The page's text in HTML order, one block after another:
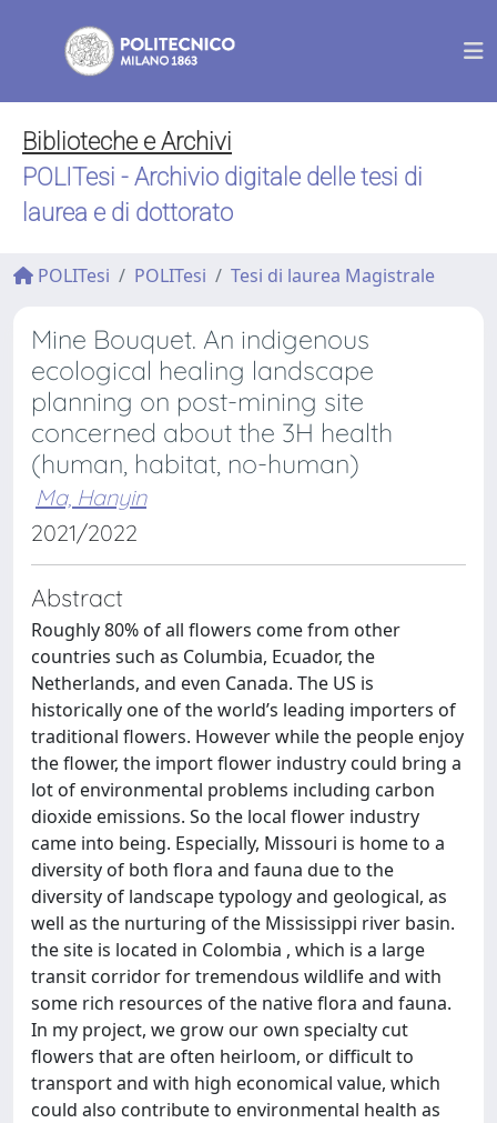
Biblioteche e Archivi
POLITesi - Archivio digitale delle tesi di
laurea e di dottorato
POLITesi POLITesi Tesi di laurea Magistrale
Mine Bouquet. An indigenous
ecological healing landscape
planning on post-mining site
concerned about the 3H health
(human, habitat, no-human)
Ma, Hanyin
2021/2022
Abstract
Roughly 80% of all flowers come from other
countries such as Columbia, Ecuador, the
Netherlands, and even Canada. The US is
historically one of the world’s leading importers of
traditional flowers. However while the people enjoy
the flower, the import flower industry could bring a
lot of environmental problems including carbon
dioxide emissions. So the local flower industry
came into being. Especially, Missouri is home to a
diversity of both flora and fauna due to the
diversity of landscape typology and geological, as
well as the nurturing of the Mississippi river basin.
the site is located in Colombia , which is a large
transit corridor for tremendous wildlife and with
some rich resources of the native flora and fauna.
In my project, we grow our own specialty cut
flowers that are often heirloom, or difficult to
transport and with high economical value, which
could also contribute to environmental health as